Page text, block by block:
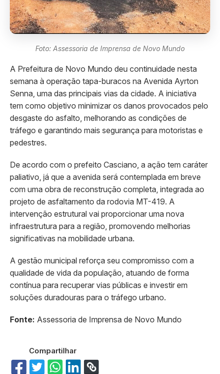
Foto: Assessoria de Imprensa de Novo Mundo
A Prefeitura de Novo Mundo deu continuidade nesta
semana à operação tapa-buracos na Avenida Ayrton
Senna, uma das principais vias da cidade. A iniciativa
tem como objetivo minimizar os danos provocados pelo
desgaste do asfalto, melhorando as condições de
tráfego e garantindo mais segurança para motoristas e
pedestres.
De acordo com o prefeito Casciano, a ação tem caráter
paliativo, já que a avenida será contemplada em breve
com uma obra de reconstrução completa, integrada ao
projeto de asfaltamento da rodovia MT-419. A
intervenção estrutural vai proporcionar uma nova
infraestrutura para a região, promovendo melhorias
significativas na mobilidade urbana.
A gestão municipal reforça seu compromisso com a
qualidade de vida da população, atuando de forma
contínua para recuperar vias públicas e investir em
soluções duradouras para o tráfego urbano.
Fonte: Assessoria de Imprensa de Novo Mundo
Compartilhar